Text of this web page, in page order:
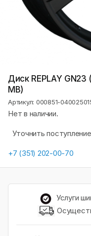
Диск REPLAY GN23
MB)
Артикул: 000851-
Нет в наличии.
Уточнить
+7 (351) 202-00-70
Услуги